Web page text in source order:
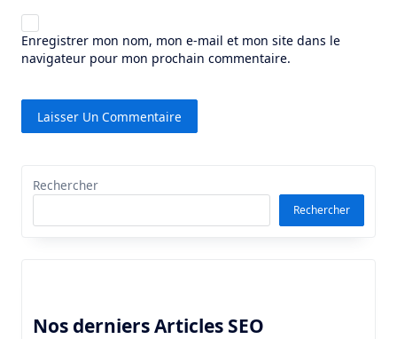
Enregistrer mon nom, mon e-mail et mon site dans le
navigateur pour mon prochain commentaire.
Rechercher
Rechercher
Nos derniers Articles SEO